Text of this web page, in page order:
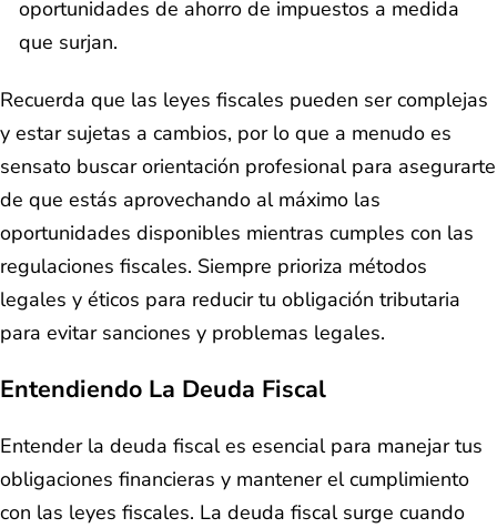
oportunidades de ahorro de impuestos a medida
que surjan.
Recuerda que las leyes fiscales pueden ser complejas
y estar sujetas a cambios, por lo que a menudo es
sensato buscar orientación profesional para asegurarte
de que estás aprovechando al máximo las
oportunidades disponibles mientras cumples con las
regulaciones fiscales. Siempre prioriza métodos
legales y éticos para reducir tu obligación tributaria
para evitar sanciones y problemas legales.
Entendiendo La Deuda Fiscal
Entender la deuda fiscal es esencial para manejar tus
obligaciones financieras y mantener el cumplimiento
con las leyes fiscales. La deuda fiscal surge cuando